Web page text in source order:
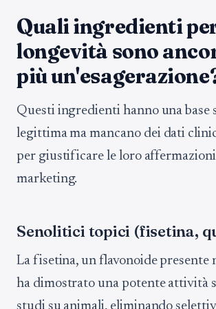
Quali ingredienti
longevità sono
più
Questi ingredienti hanno una base
legittima ma mancano dei dati
per giustificare le loro
marketing.
Senolitici topici (fisetina,
La fisetina, un flavonoide presente
ha dimostrato una potente attività
studi su animali, eliminando